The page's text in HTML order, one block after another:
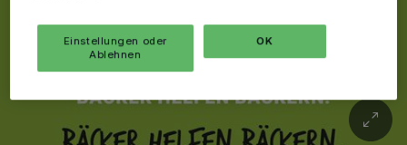
Einstellungen oder
Ablehnen
OK